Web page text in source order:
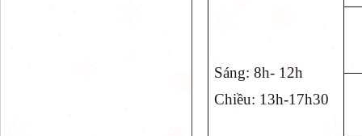
Sáng: 8h- 12h
Chiều: 13h-17h30